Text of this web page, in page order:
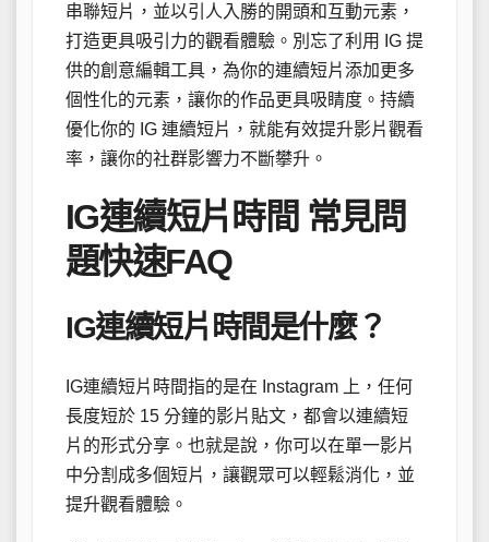
串聯短片，並以引人入勝的開頭和互動元素，
打造更具吸引力的觀看體驗。別忘了利用 IG 提
供的創意編輯工具，為你的連續短片添加更多
個性化的元素，讓你的作品更具吸睛度。持續
優化你的 IG 連續短片，就能有效提升影片觀看
率，讓你的社群影響力不斷攀升。
IG連續短片時間 常見問
題快速FAQ
IG連續短片時間是什麼？
IG連續短片時間指的是在 Instagram 上，任何
長度短於 15 分鐘的影片貼文，都會以連續短
片的形式分享。也就是說，你可以在單一影片
中分割成多個短片，讓觀眾可以輕鬆消化，並
提升觀看體驗。